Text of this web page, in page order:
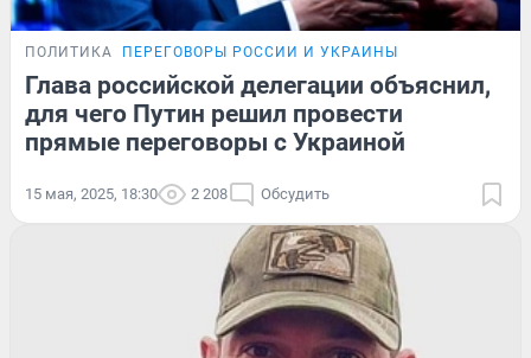
ПОЛИТИКА ПЕРЕГОВОРЫ РОССИИ И УКРАИНЫ
Глава российской делегации объяснил,
для чего Путин решил провести
прямые переговоры с Украиной
15 мая, 2025, 18:30 2 208 Обсудить